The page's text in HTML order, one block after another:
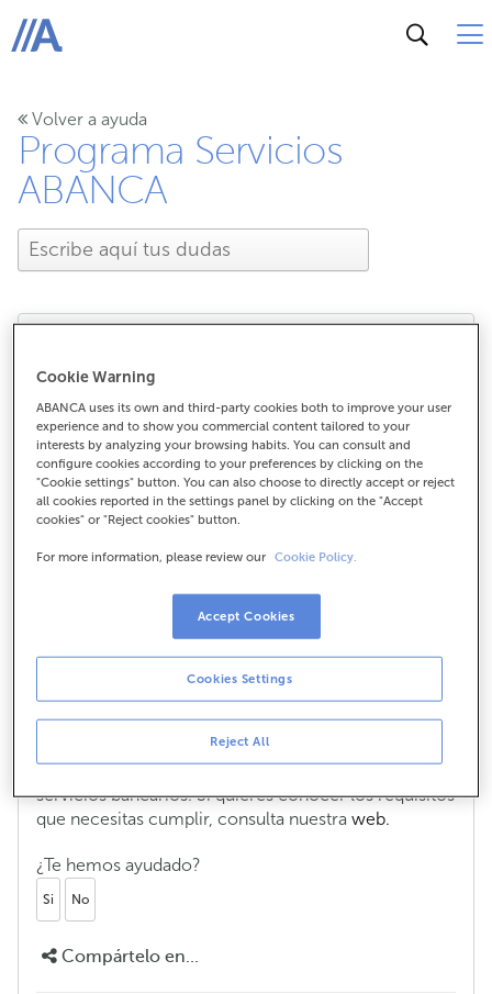
ABANCA
Volver a ayuda
Programa Servicios
ABANCA
¿Cuentan las compras
realizadas con tarjeta
virtual para el Programa
Servicios ABANCA?
¿Cuentan las compras realizadas con
tarjeta virtual para el Programa
Servicios ABANCA?
Por supuesto, computan en la tarjeta "física" desde la
que se generó la tarjeta virtual.
En ABANCA es muy fácil no pagar por los principales
servicios bancarios. Si quieres conocer los requisitos
que necesitas cumplir, consulta nuestra web.
¿Te hemos ayudado?
Si No
Compártelo en...
Cookie Warning
ABANCA uses its own and third-party cookies both to improve your user
experience and to show you commercial content tailored to your
interests by analyzing your browsing habits. You can consult and
configure cookies according to your preferences by clicking on the
"Cookie settings" button. You can also choose to directly accept or reject
all cookies reported in the settings panel by clicking on the "Accept
cookies" or "Reject cookies" button.
For more information, please review our Cookie Policy.
Reject All
Cookies Settings
Accept Cookies